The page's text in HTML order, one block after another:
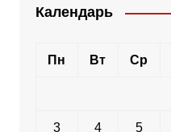
Календарь
Пн Вт Ср
3 4 5